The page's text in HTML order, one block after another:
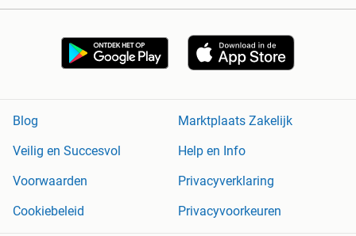
Blog
Marktplaats Zakelijk
Veilig en Succesvol
Help en Info
Voorwaarden
Privacyverklaring
Cookiebeleid
Privacyvoorkeuren